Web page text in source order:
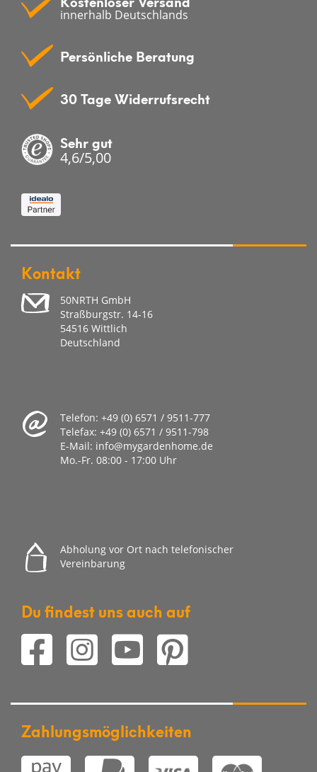
innerhalb Deutschlands
Persönliche Beratung
30 Tage Widerrufsrecht
Sehr gut
4,6/5,00
Kontakt
50NRTH GmbH
Straßburgstr. 14-16
54516 Wittlich
Deutschland
Telefon: +49 (0) 6571 / 9511-777
Telefax: +49 (0) 6571 / 9511-798
E-Mail: info@mygardenhome.de
Mo.-Fr. 08:00 - 17:00 Uhr
Abholung vor Ort nach telefonischer
Vereinbarung
Du findest uns auch auf
Zahlungsmöglichkeiten